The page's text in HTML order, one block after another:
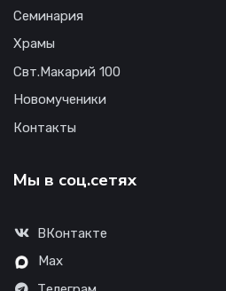
Семинария
Храмы
Свт.Макарий 100
Новомученики
Контакты
Мы в соц.сетях
ВКонтакте
Max